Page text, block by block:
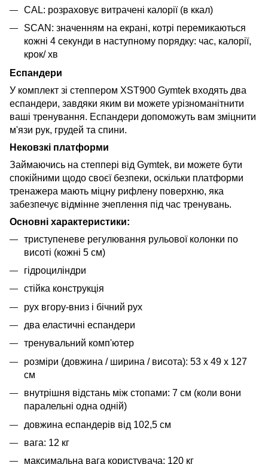
CAL: розраховує витрачені калорії (в ккал)
SCAN: значенням на екрані, котрі перемикаються
кожні 4 секунди в наступному порядку: час, калорії,
крок/ хв
Еспандери
У комплект зі степпером XST900 Gymtek входять два
еспандери, завдяки яким ви можете урізноманітнити
ваші тренування. Еспандери допоможуть вам зміцнити
м'язи рук, грудей та спини.
Нековзкі платформи
Займаючись на степпері від Gymtek, ви можете бути
спокійними щодо своєї безпеки, оскільки платформи
тренажера мають міцну рифлену поверхню, яка
забезпечує відмінне зчеплення під час тренувань.
Основні характеристики:
триступеневе регулювання рульової колонки по
висоті (кожні 5 см)
гідроциліндри
стійка конструкція
рух вгору-вниз і бічний рух
два еластичні еспандери
тренувальний комп'ютер
розміри (довжина / ширина / висота): 53 x 49 x 127
см
внутрішня відстань між стопами: 7 см (коли вони
паралельні одна одній)
довжина еспандерів від 102,5 см
вага: 12 кг
максимальна вага користувача: 120 кг